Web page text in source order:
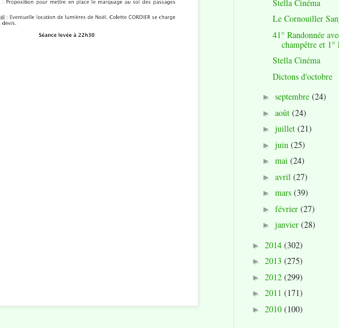
Stella Cinéma
Le Cornouiller
41° Randonnée
champêtre et 1°
Stella Cinéma
Dictons d'octobre
► septembre (24)
► août (24)
► juillet (21)
► juin (25)
► mai (24)
► avril (27)
► mars (39)
► février (27)
► janvier (28)
► 2014 (302)
► 2013 (275)
► 2012 (299)
► 2011 (171)
► 2010 (100)